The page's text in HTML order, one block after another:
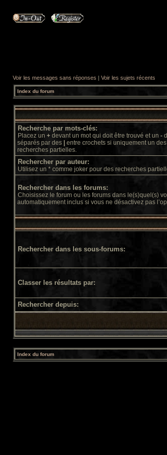
Voir les messages sans réponses | Voir les sujets récents
Index du forum
Recherche par mots-clés:
Placez un + devant un mot qui doit être trouvé et un -
séparés par des
entre crochets si uniquement un
recherches partielles.
Rechercher par auteur:
Utilisez un * comme joker pour des recherches
Rechercher dans les forums:
Choisissez le forum ou les forums dans le(s)quel(s)
automatiquement inclus si vous ne désactivez pas
Rechercher dans les sous-forums:
Classer les résultats par:
Rechercher depuis:
Index du forum